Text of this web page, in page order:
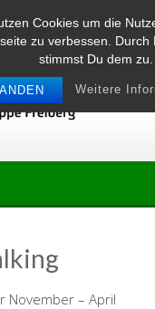
Cookies um die
zu verbessen. Durch
stimmst Du dem zu.
Weitere
November – April